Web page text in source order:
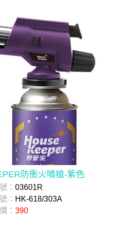
防衝火噴槍-紫色
： 03601R
： HK-618/303A
： 390